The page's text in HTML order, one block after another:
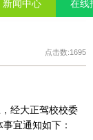
新闻中心 在线
点击数:1695
经大正驾校校委
宜通知如下：